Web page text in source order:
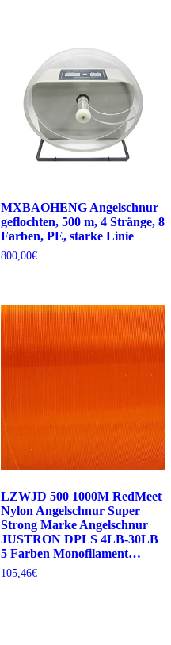
MXBAOHENG Angelschnur
geflochten, 500 m, 4 Stränge, 8
Farben, PE, starke Linie
800,00€
LZWJD 500 1000M RedMeet
Nylon Angelschnur Super
Strong Marke Angelschnur
JUSTRON DPLS 4LB-30LB
5 Farben Monofilament…
105,46€